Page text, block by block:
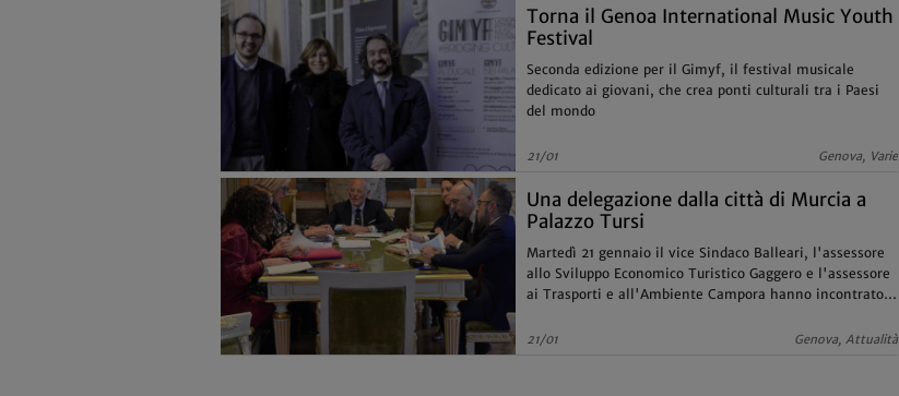
Torna il Genoa International Music Youth
Festival
Seconda edizione per il Gimyf, il festival musicale
dedicato ai giovani, che crea ponti culturali tra i Paesi
del mondo
21/01 Genova, Varie
Una delegazione dalla città di Murcia a
Palazzo Tursi
Martedì 21 gennaio il vice Sindaco Balleari, l'assessore
allo Sviluppo Economico Turistico Gaggero e l'assessore
ai Trasporti e all'Ambiente Campora hanno incontrato
21/01 Genova, Attualità